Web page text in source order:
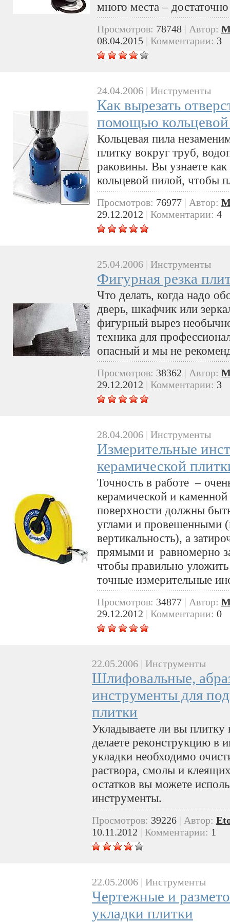
много места –
Просмотров: 78748 Автор:
08.04.2015
Комментарии: 3
24.04.2006 | Инструменты
Как вырезать
помощью
Кольцевая пила
плитку вокруг труб,
раковины. Вы узнаете как
кольцевой пилой, чтобы
Просмотров: 76977 | Автор:
29.12.2012 | Комментарии: 4
25.04.2006 Инструменты
Фигурная резка
Что делать, когда надо
дверь, шкафчик или
фигурный вырез
техника для
опасный и мы не
Просмотров: 38362 Автор:
29.12.2012
Комментарии: 3
28.04.2006 | Инструменты
Измерительные
керамической
Точность в работе –
керамической и
поверхности должны
углами и провешенными
вертикальность), а
прямыми и равномерно
чтобы правильно
точные измерительные
Просмотров: 34877 | Автор:
29.12.2012 | Комментарии: 0
22.05.2006 Инструменты
Шлифовальные,
инструменты для
плитки
Укладываете ли вы
делаете реконструкцию в
укладки необходимо
раствора, смолы и
остатков вы можете
инструменты.
Просмотров: 39226 Автор:
10.11.2012
Комментарии: 1
22.05.2006 | Инструменты
Чертежные и
укладки плитки